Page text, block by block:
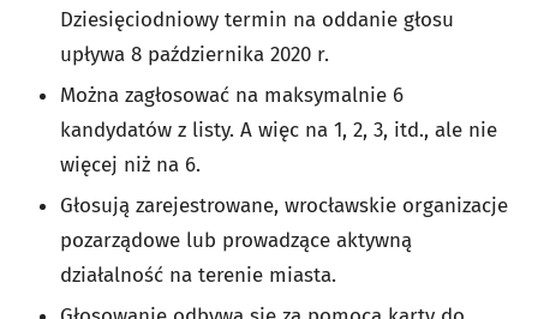
Dziesięciodniowy termin na oddanie głosu
upływa 8 października 2020 r.
Można zagłosować na maksymalnie 6
kandydatów z listy. A więc na 1, 2, 3, itd., ale nie
więcej niż na 6.
Głosują zarejestrowane, wrocławskie organizacje
pozarządowe lub prowadzące aktywną
działalność na terenie miasta.